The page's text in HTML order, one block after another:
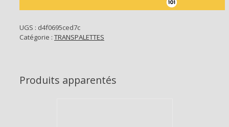
UGS : d4f0695ced7c
Catégorie : TRANSPALETTES
Produits apparentés